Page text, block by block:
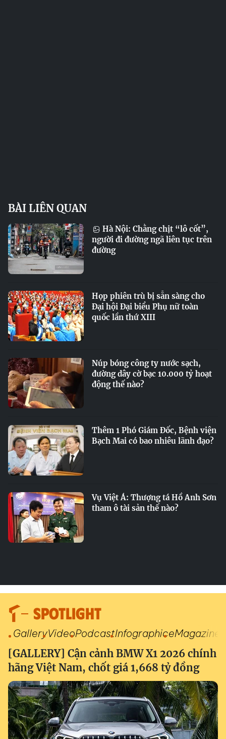
BÀI LIÊN QUAN
Hà Nội: Chằng chịt “lô cốt”,
người đi đường ngã liên tục trên
đường
Họp phiên trù bị sẵn sàng cho
Đại hội Đại biểu Phụ nữ toàn
quốc lần thứ XIII
Núp bóng công ty nước sạch,
đường dây cờ bạc 10.000 tỷ hoạt
động thế nào?
Thêm 1 Phó Giám Đốc, Bệnh viện
Bạch Mai có bao nhiêu lãnh đạo?
Vụ Việt Á: Thượng tá Hồ Anh Sơn
tham ô tài sản thế nào?
SPOTLIGHT
GalleryVideoPodcastInfographiceMagazine
[GALLERY] Cận cảnh BMW X1 2026 chính
hãng Việt Nam, chốt giá 1,668 tỷ đồng